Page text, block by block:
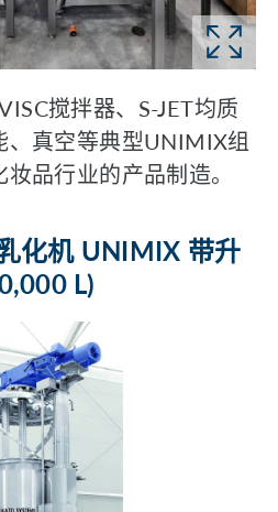
搅拌器、S-JET均质
、真空等典型UNIMIX组
品行业的产品制造。
化机 UNIMIX 带升
L)